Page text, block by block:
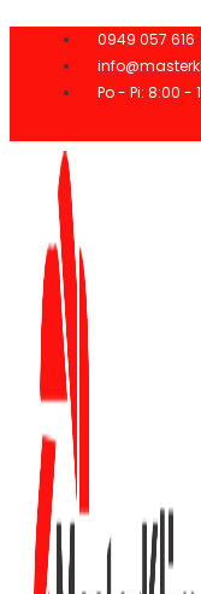
0949 057 616
Po - Pi: 8:00 -